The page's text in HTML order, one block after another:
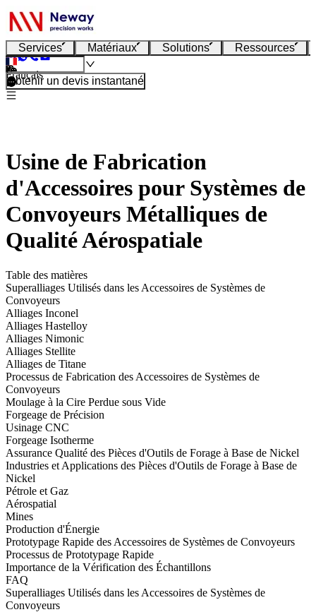
Services Matériaux Solutions Ressources
Français
Obtenir un devis instantané
Usine de Fabrication
d'Accessoires pour Systèmes de
Convoyeurs Métalliques de
Qualité Aérospatiale
Table des matières
Superalliages Utilisés dans les Accessoires de Systèmes de
Convoyeurs
Alliages Inconel
Alliages Hastelloy
Alliages Nimonic
Alliages Stellite
Alliages de Titane
Processus de Fabrication des Accessoires de Systèmes de
Convoyeurs
Moulage à la Cire Perdue sous Vide
Forgeage de Précision
Usinage CNC
Forgeage Isotherme
Assurance Qualité des Pièces d'Outils de Forage à Base de Nickel
Industries et Applications des Pièces d'Outils de Forage à Base de
Nickel
Pétrole et Gaz
Aérospatial
Mines
Production d'Énergie
Prototypage Rapide des Accessoires de Systèmes de Convoyeurs
Processus de Prototypage Rapide
Importance de la Vérification des Échantillons
FAQ
Superalliages Utilisés dans les Accessoires de Systèmes de
Convoyeurs